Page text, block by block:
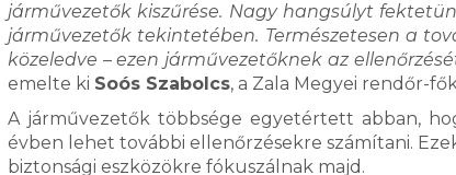
járművezetők kiszűrése. Nagy hangsúlyt
járművezetők tekintetében. Természetesen a
közeledve – ezen járművezetőknek az
emelte ki Soós Szabolcs, a Zala Megyei rendőr-
A járművezetők többsége egyetértett abban,
évben lehet további ellenőrzésekre számítani.
biztonsági eszközökre fókuszálnak majd.